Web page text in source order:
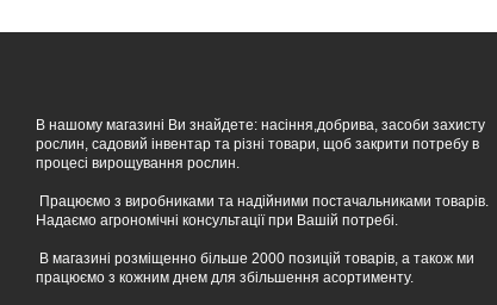
В нашому магазині Ви знайдете: насіння,добрива, засоби захисту
рослин, садовий інвентар та різні товари, щоб закрити потребу в
процесі вирощування рослин.
Працюємо з виробниками та надійними постачальниками товарів.
Надаємо агрономічні консультації при Вашій потребі.
В магазині розміщенно більше 2000 позицій товарів, а також ми
працюємо з кожним днем для збільшення асортименту.